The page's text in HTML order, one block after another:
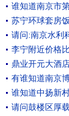
谁知道南京市
苏宁环球套房
请问:南京水利
李宁附近价格
鼎业开元大酒
有谁知道南京
谁知道中扬新
请问鼓楼区厚